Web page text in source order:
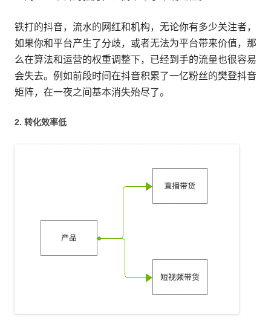
铁打的抖音，流水的网红和机构，无论你有多少关注者，
如果你和平台产生了分歧，或者无法为平台带来价值，那
么在算法和运营的权重调整下，已经到手的流量也很容易
会失去。例如前段时间在抖音积累了一亿粉丝的樊登抖音
矩阵，在一夜之间基本消失殆尽了。
2. 转化效率低